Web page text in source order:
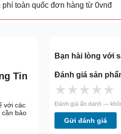
phí toàn quốc đơn hàng từ 0vnđ
Tin
với các
cần bảo
Bạn hài lòng với
Đánh giá sản
★★★★★
Đánh giá ẩn danh —
Gửi đánh giá